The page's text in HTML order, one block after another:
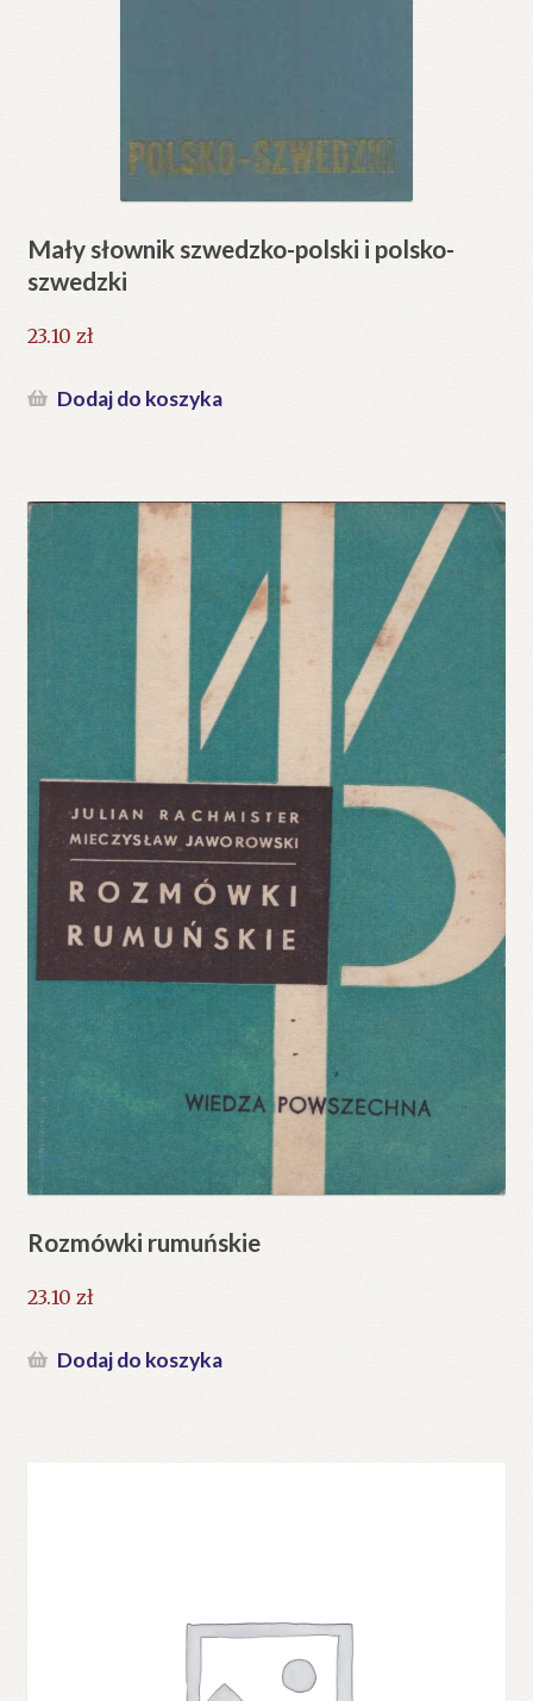
Mały słownik szwedzko-polski i polsko-
szwedzki
23.10 zł
Dodaj do koszyka
Rozmówki rumuńskie
23.10 zł
Dodaj do koszyka